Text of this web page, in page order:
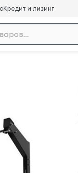
Кредит и лизинг